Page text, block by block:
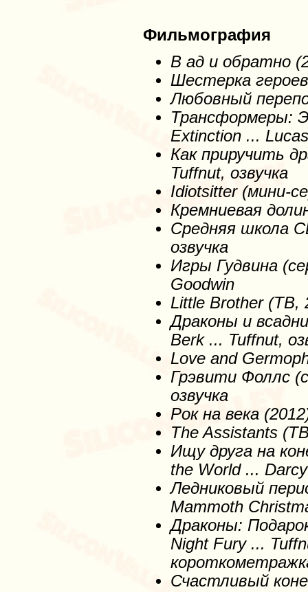
Фильмография
В ад и обратно
Шестерка
Любовный
Трансформеры:
Extinction ... Lucas
Какприручить
Tuffnut, озвучка
Idiotsitter (мини-
Кремниевая
Средняя школа
озвучка
Игры Гудвина
Goodwin
Little Brother (ТВ,
Драконы и
Berk ... Tuffnut,
Love and
Грэвити Фоллс
озвучка
Рок на века
The Assistants
Ищудруга на
the World ... Darcy
Ледниковый
Mammoth
Драконы:
Night Fury ...
Счастливый